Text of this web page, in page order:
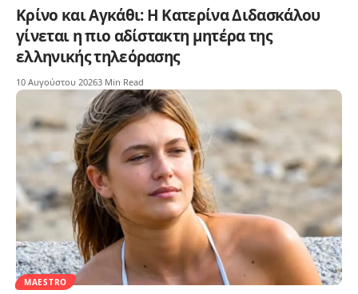
Κρίνο και Αγκάθι: Η Κατερίνα Διδασκάλου
γίνεται η πιο αδίστακτη μητέρα της
ελληνικής τηλεόρασης
10 Αυγούστου 20263 Min Read
MAESTRO